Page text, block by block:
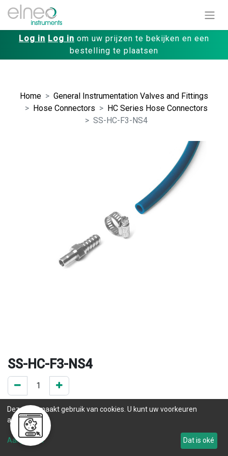
Log in Log in om uw prijzen te bekijken en een
bestelling te plaatsen
Home
General Instrumentation Valves and Fittings
Hose Connectors
HC Series Hose Connectors
SS-HC-F3-NS4
SS-HC-F3-NS4
0 ST op voorraad
.
Levertijd
Deze site maakt gebruik van cookies. U kunt uw voorkeuren
aanpassen.
Aanpassen Dat is oké